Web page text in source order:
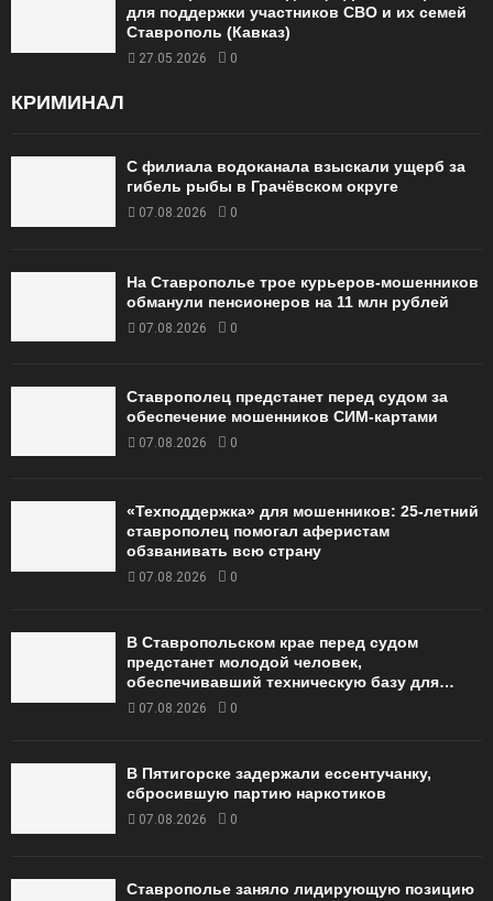
для поддержки участников СВО и их семей
Ставрополь (Кавказ)
27.05.2026 0
КРИМИНАЛ
С филиала водоканала взыскали ущерб за
гибель рыбы в Грачёвском округе
07.08.2026 0
На Ставрополье трое курьеров-мошенников
обманули пенсионеров на 11 млн рублей
07.08.2026 0
Ставрополец предстанет перед судом за
обеспечение мошенников СИМ-картами
07.08.2026 0
«Техподдержка» для мошенников: 25-летний
ставрополец помогал аферистам
обзванивать всю страну
07.08.2026 0
В Ставропольском крае перед судом
предстанет молодой человек,
обеспечивавший техническую базу для…
07.08.2026 0
В Пятигорске задержали ессентучанку,
сбросившую партию наркотиков
07.08.2026 0
Ставрополье заняло лидирующую позицию